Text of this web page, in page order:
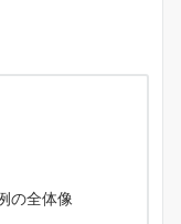
の全体像